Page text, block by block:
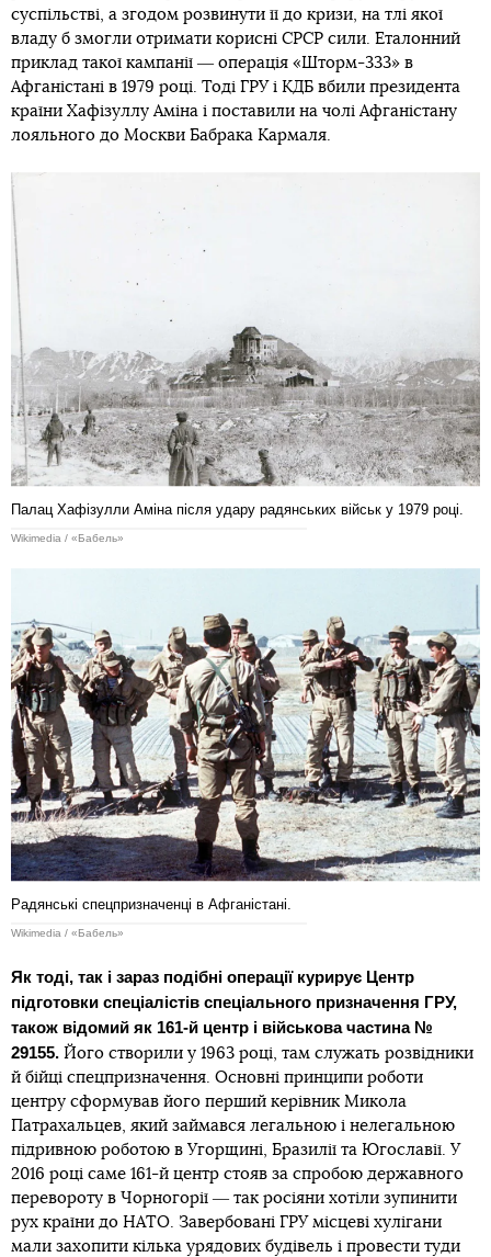
суспільстві, а згодом розвинути її до кризи, на тлі якої
владу б змогли отримати корисні СРСР сили. Еталонний
приклад такої кампанії ― операція «Шторм-333» в
Афганістані в 1979 році. Тоді ГРУ і КДБ вбили президента
країни Хафізуллу Аміна і поставили на чолі Афганістану
лояльного до Москви Бабрака Кармаля.
Палац Хафізулли Аміна після удару радянських військ у 1979 році.
Wikimedia / «Бабель»
Радянські спецпризначенці в Афганістані.
Wikimedia / «Бабель»
Як тоді, так і зараз подібні операції курирує Центр
підготовки спеціалістів спеціального призначення ГРУ,
також відомий як 161-й центр і військова частина №
29155. Його створили у 1963 році, там служать розвідники
й бійці спецпризначення. Основні принципи роботи
центру сформував його перший керівник Микола
Патрахальцев, який займався легальною і нелегальною
підривною роботою в Угорщині, Бразилії та Югославії. У
2016 році саме 161-й центр стояв за спробою державного
перевороту в Чорногорії ― так росіяни хотіли зупинити
рух країни до НАТО. Завербовані ГРУ місцеві хулігани
мали захопити кілька урядових будівель і провести туди